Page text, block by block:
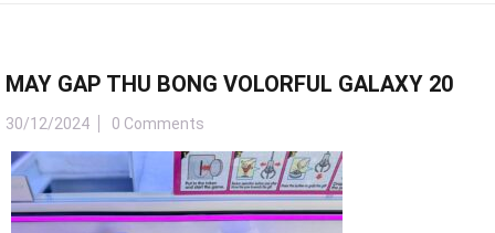
MAY GAP THU BONG VOLORFUL GALAXY 20
30/12/2024 0 Comments